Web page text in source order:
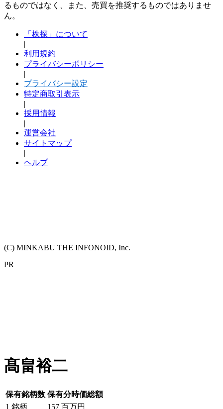
るものではなく、また、売買を推奨するものではありませ
ん。
「株探」について
|
利用規約
プライバシーポリシー
|
プライバシー設定
特定商取引表示
|
採用情報
|
運営会社
サイトマップ
|
ヘルプ
(C) MINKABU THE INFONOID, Inc.
PR
髙畠裕二
保有銘柄数 保有分時価総額
1 銘柄 157 百万円